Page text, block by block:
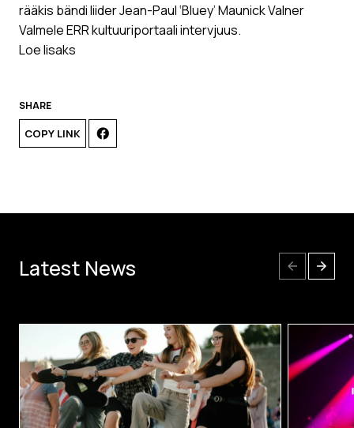
rääkis bändi liider Jean-Paul ‘Bluey’ Maunick Valner
Valmele ERR kultuuriportaali intervjuus.
Loe lisaks
SHARE
COPY LINK
Latest News